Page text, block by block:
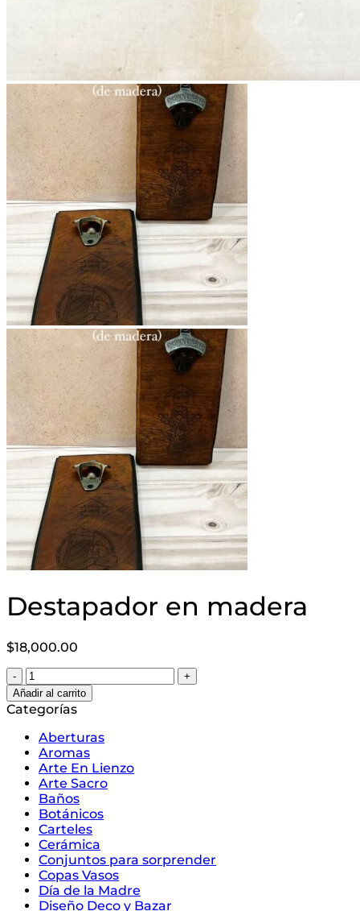
Destapador en madera
$18,000.00
Destapador
en
madera
cantidad
Añadir al carrito
Categorías
Aberturas
Aromas
Arte En Lienzo
Arte Sacro
Baños
Botánicos
Carteles
Cerámica
Conjuntos para sorprender
Copas Vasos
Día de la Madre
Diseño Deco y Bazar